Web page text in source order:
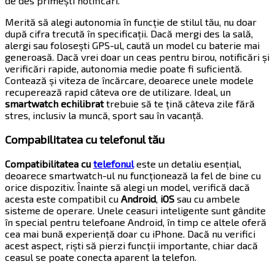
Merită să alegi autonomia în funcție de stilul tău, nu doar
după cifra trecută în specificații. Dacă mergi des la sală,
alergi sau folosești GPS-ul, caută un model cu baterie mai
generoasă. Dacă vrei doar un ceas pentru birou, notificări și
verificări rapide, autonomia medie poate fi suficientă.
Contează și viteza de încărcare, deoarece unele modele
recuperează rapid câteva ore de utilizare. Ideal, un
smartwatch echilibrattrebuie să te țină câteva zile fără
stres, inclusiv la muncă, sport sau în vacanță.
Compabilitatea cu telefonul tău
Compatibilitatea cu telefonuleste un detaliu esențial,
deoarece smartwatch-ul nu funcționează la fel de bine cu
orice dispozitiv. Înainte să alegi un model, verifică dacă
acesta este compatibil cu Android, iOS sau cu ambele
sisteme de operare. Unele ceasuri inteligente sunt gândite
în special pentru telefoane Android, în timp ce altele oferă
cea mai bună experiență doar cu iPhone. Dacă nu verifici
acest aspect, riști să pierzi funcții importante, chiar dacă
ceasul se poate conecta aparent la telefon.